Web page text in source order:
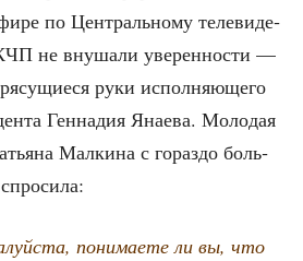
по Цен­траль­но­му теле­ви­де­
не вну­ша­ли уве­рен­но­сти —
руки испол­ня­ю­ще­го
Ген­на­дия Яна­е­ва. Моло­дая
Мал­ки­на с гораз­до боль­
пони­ма­е­те ли вы, что